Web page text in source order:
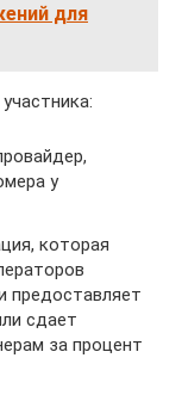
для
у
которая
предоставляет
сдает
за процент